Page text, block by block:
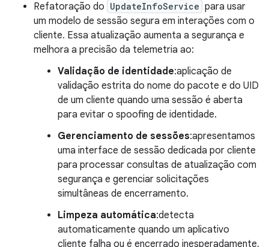
Refatoração do UpdateInfoService para usar
um modelo de sessão segura em interações com o
cliente. Essa atualização aumenta a segurança e
melhora a precisão da telemetria ao:
Validação de identidade:aplicação de
validação estrita do nome do pacote e do UID
de um cliente quando uma sessão é aberta
para evitar o spoofing de identidade.
Gerenciamento de sessões:apresentamos
uma interface de sessão dedicada por cliente
para processar consultas de atualização com
segurança e gerenciar solicitações
simultâneas de encerramento.
Limpeza automática:detecta
automaticamente quando um aplicativo
cliente falha ou é encerrado inesperadamente,